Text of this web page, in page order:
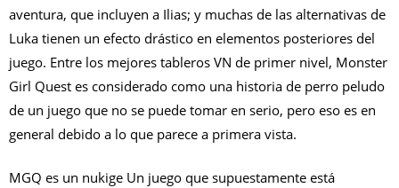
aventura, que incluyen a Ilias; y muchas de las alternativas de
Luka tienen un efecto drástico en elementos posteriores del
juego. Entre los mejores tableros VN de primer nivel, Monster
Girl Quest es considerado como una historia de perro peludo
de un juego que no se puede tomar en serio, pero eso es en
general debido a lo que parece a primera vista.
MGQ es un nukige Un juego que supuestamente está